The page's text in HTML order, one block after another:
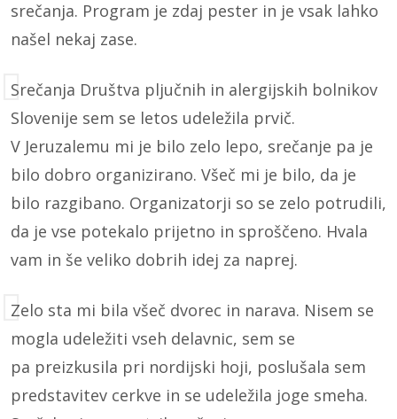
srečanja. Program je zdaj pester in je vsak lahko
našel nekaj zase.
Srečanja Društva pljučnih in alergijskih bolnikov
Slovenije sem se letos udeležila prvič.
V Jeruzalemu mi je bilo zelo lepo, srečanje pa je
bilo dobro organizirano. Všeč mi je bilo, da je
bilo razgibano. Organizatorji so se zelo potrudili,
da je vse potekalo prijetno in sproščeno. Hvala
vam in še veliko dobrih idej za naprej.
Zelo sta mi bila všeč dvorec in narava. Nisem se
mogla udeležiti vseh delavnic, sem se
pa preizkusila pri nordijski hoji, poslušala sem
predstavitev cerkve in se udeležila joge smeha.